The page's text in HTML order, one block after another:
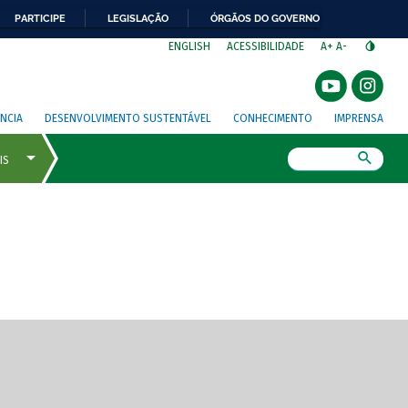
PARTICIPE LEGISLAÇÃO ÓRGÃOS DO GOVERNO
ENGLISH ACESSIBILIDADE A+ A-
DESENVOLVIMENTO SUSTENTÁVEL CONHECIMENTO IMPRENSA
de tela